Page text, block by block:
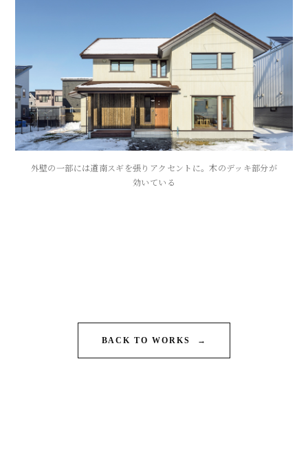
外壁の一部には道南スギを張りアクセントに。木のデッキ部分が
効いている
BACK TO WORKS →